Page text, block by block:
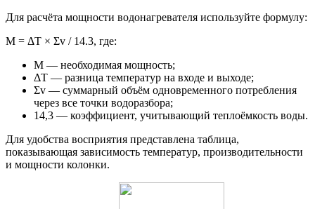
Для расчёта мощности водонагревателя используйте формулу:
М = ΔТ × Σv / 14.3, где:
М — необходимая мощность;
ΔТ — разница температур на входе и выходе;
Σv — суммарный объём одновременного потребления
через все точки водоразбора;
14,3 — коэффициент, учитывающий теплоёмкость воды.
Для удобства восприятия представлена таблица,
показывающая зависимость температур, производительности
и мощности колонки.